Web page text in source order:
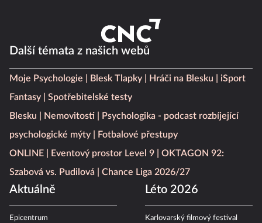
Další témata z našich webů
Moje Psychologie Blesk Tlapky Hráči na Blesku
iSport
Fantasy
Spotřebitelské testy
Blesku
Nemovitosti
Psychologika - podcast rozbíjející
psychologické mýty
Fotbalové přestupy
ONLINE
Eventový prostor Level 9
OKTAGON 92:
Szabová vs. Pudilová
Chance Liga 2026/27
Aktuálně
Epicentrum
Léto 2026
Karlovarský filmový festival